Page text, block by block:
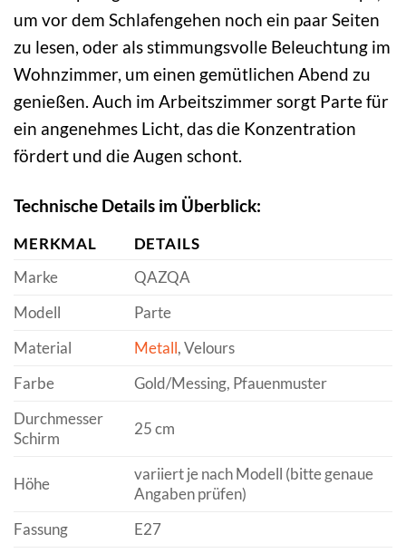
um vor dem Schlafengehen noch ein paar Seiten
zu lesen, oder als stimmungsvolle Beleuchtung im
Wohnzimmer, um einen gemütlichen Abend zu
genießen. Auch im Arbeitszimmer sorgt Parte für
ein angenehmes Licht, das die Konzentration
fördert und die Augen schont.
Technische Details im Überblick:
MERKMAL
DETAILS
Marke
QAZQA
Modell
Parte
Material
Metall, Velours
Farbe
Gold/Messing, Pfauenmuster
Durchmesser
Schirm
25 cm
Höhe
variiert je nach Modell (bitte genaue
Angaben prüfen)
Fassung
E27